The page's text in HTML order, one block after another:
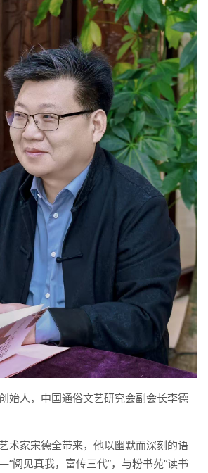
始人，中国通俗文艺研究会副会长李德
术家宋德全带来，他以幽默而深刻的语
阅见真我，富传三代”，与粉书苑“读书